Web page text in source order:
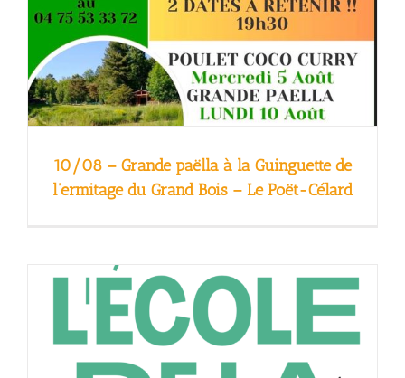
10/08 – Grande paëlla à la Guinguette de
l’ermitage du Grand Bois – Le Poët-Célard